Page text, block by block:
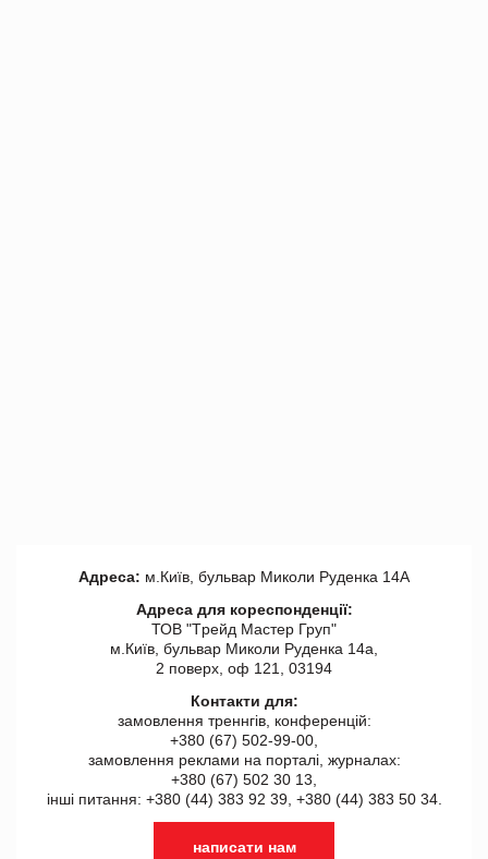
Адреса: м.Київ, бульвар Миколи Руденка 14А
Адреса для кореспонденції:
ТОВ "Tрейд Мастер Груп"
м.Київ, бульвар Миколи Руденка 14а,
2 поверх, оф 121, 03194
Контакти для:
замовлення треннгів, конференцій:
+380 (67) 502-99-00,
замовлення реклами на порталі, журналах:
+380 (67) 502 30 13,
інші питання: +380 (44) 383 92 39, +380 (44) 383 50 34.
написати нам